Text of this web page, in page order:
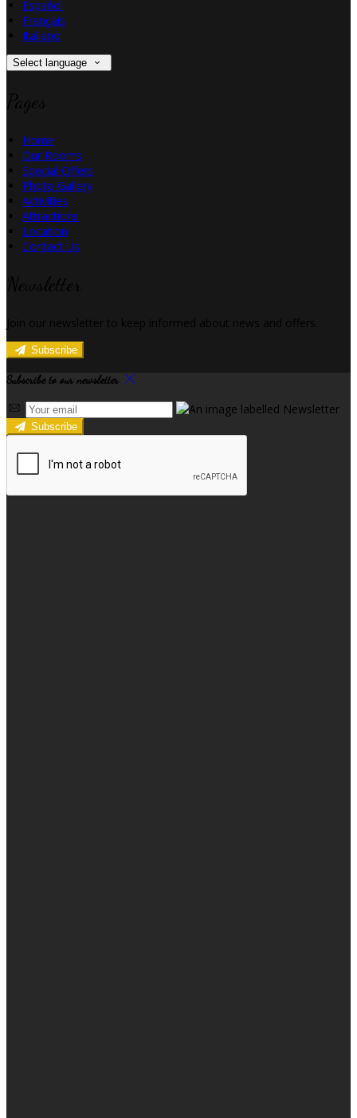
Español
Français
Italiano
Select language
Home
Our Rooms
Special Offers
Photo Gallery
Activities
Attractions
Location
Contact Us
Subscribe
Subscribe to our newsletter
Subscribe